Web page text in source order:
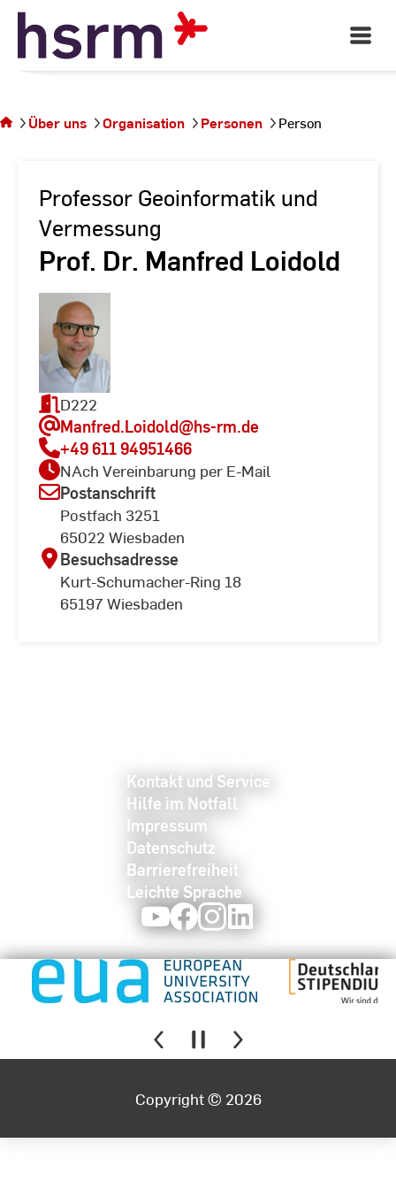
Skip
Content
Open
Main
sich auf
der
Über uns Organisation Personen Person
Professor Geoinformatik und
Vermessung
Prof. Dr. Manfred Loidold
D222
Manfred.Loidold@hs-rm.de
+49 611 94951466
NAch Vereinbarung per E-Mail
Postanschrift
Postfach 3251
65022 Wiesbaden
Besuchsadresse
Kurt-Schumacher-Ring 18
65197 Wiesbaden
Kontakt und Service
Hilfe im Notfall
Impressum
Datenschutz
Barrierefreiheit
Leichte Sprache
YoutubeFacebookInstagram
Copyright © 2026